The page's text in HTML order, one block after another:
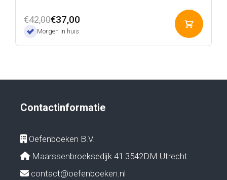
€42,00
Oorspronkelijke
prijs
€42,00.
€37,00
Huidige
prijs
€37,00.
Morgen in huis
aan
Contactinformatie
Oefenboeken B.V.
Maarssenbroeksedijk 41 3542DM Utrecht
contact@oefenboeken.nl